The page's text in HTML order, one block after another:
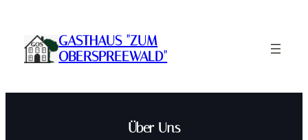
springen
GASTHAUS "ZUM
OBERSPREEWALD"
Über Uns